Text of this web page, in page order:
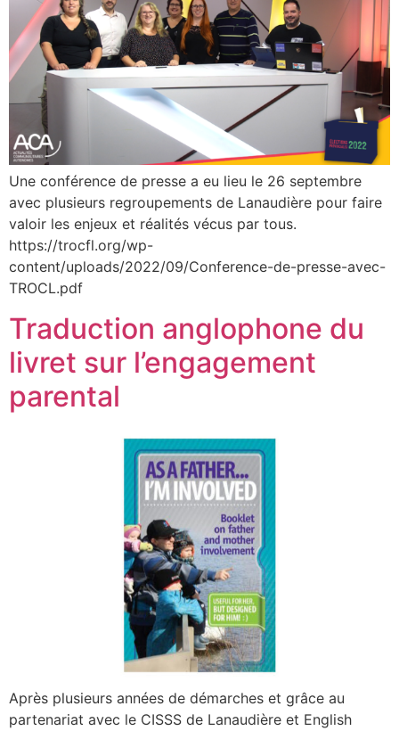
Une conférence de presse a eu lieu le 26 septembre
avec plusieurs regroupements de Lanaudière pour faire
valoir les enjeux et réalités vécus par tous.
https://trocfl.org/wp-
content/uploads/2022/09/Conference-de-presse-avec-
TROCL.pdf
Traduction anglophone du
livret sur l’engagement
parental
Après plusieurs années de démarches et grâce au
partenariat avec le CISSS de Lanaudière et English